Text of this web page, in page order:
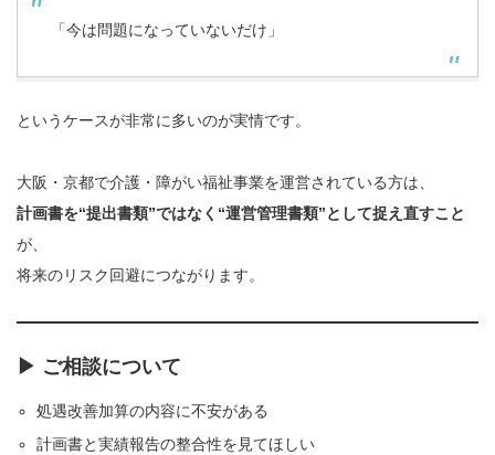
「今は問題になっていないだけ」
というケースが非常に多いのが実情です。
大阪・京都で介護・障がい福祉事業を運営されている方は、
計画書を“提出書類”ではなく“運営管理書類”として捉え直すこと
が、
将来のリスク回避につながります。
▶ ご相談について
処遇改善加算の内容に不安がある
計画書と実績報告の整合性を見てほしい